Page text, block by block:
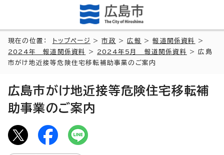
現在の位置： トップページ >市政 >広報 >報道関係資料
>
2024年 報道関係資料
> 2024年5月 報道関係資料
> 広島
市がけ地近接等危険住宅移転補助事業のご案内
広島市がけ地近接等危険住宅移転補
助事業のご案内